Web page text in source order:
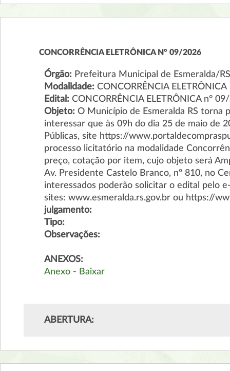
CONCORRÊNCIA ELETRÔNICA N° 09/2026
Órgão:Prefeitura Municipal de Esmeralda/RS
Modalidade:CONCORRÊNCIA ELETRÔNICA
Edital:CONCORRÊNCIA ELETRÔNICA n°
Objeto:O Município de Esmeralda RS torna
interessar que às 09h do dia 25 de maio de
Públicas, site https://
processo licitatório na modalidade
preço, cotação por item, cujo objeto será
Av. Presidente Castelo Branco, nº 810, no
interessados poderão solicitar o edital pelo
sites: www.esmeralda.rs.gov.br ou https://
julgamento:
Tipo:
Observações:
ANEXOS:
Anexo - Baixar
ABERTURA: